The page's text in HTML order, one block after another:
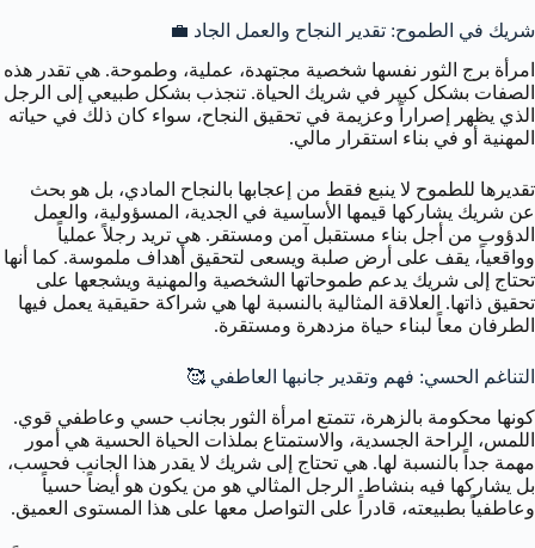
شريك في الطموح: تقدير النجاح والعمل الجاد 💼
امرأة برج الثور نفسها شخصية مجتهدة، عملية، وطموحة. هي تقدر هذه
الصفات بشكل كبير في شريك الحياة. تنجذب بشكل طبيعي إلى الرجل
الذي يظهر إصراراً وعزيمة في تحقيق النجاح، سواء كان ذلك في حياته
المهنية أو في بناء استقرار مالي.
تقديرها للطموح لا ينبع فقط من إعجابها بالنجاح المادي، بل هو بحث
عن شريك يشاركها قيمها الأساسية في الجدية، المسؤولية، والعمل
الدؤوب من أجل بناء مستقبل آمن ومستقر. هي تريد رجلاً عملياً
وواقعياً، يقف على أرض صلبة ويسعى لتحقيق أهداف ملموسة. كما أنها
تحتاج إلى شريك يدعم طموحاتها الشخصية والمهنية ويشجعها على
تحقيق ذاتها. العلاقة المثالية بالنسبة لها هي شراكة حقيقية يعمل فيها
الطرفان معاً لبناء حياة مزدهرة ومستقرة.
التناغم الحسي: فهم وتقدير جانبها العاطفي 🥰
كونها محكومة بالزهرة، تتمتع امرأة الثور بجانب حسي وعاطفي قوي.
اللمس، الراحة الجسدية، والاستمتاع بملذات الحياة الحسية هي أمور
مهمة جداً بالنسبة لها. هي تحتاج إلى شريك لا يقدر هذا الجانب فحسب،
بل يشاركها فيه بنشاط. الرجل المثالي هو من يكون هو أيضاً حسياً
وعاطفياً بطبيعته، قادراً على التواصل معها على هذا المستوى العميق.